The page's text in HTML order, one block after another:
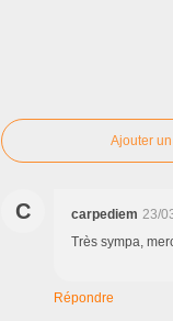
Ajouter
C carpediem 23/
Très sympa,
Répondre